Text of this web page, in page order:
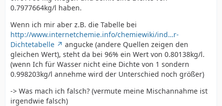
0.7977664kg/l haben.
Wenn ich mir aber z.B. die Tabelle bei
http://www.internetchemie.info/chemiewiki/ind…r-
Dichtetabelle
angucke (andere Quellen zeigen den
gleichen Wert), steht da bei 96% ein Wert von 0.80138kg/l.
(wenn Ich für Wasser nicht eine Dichte von 1 sondern
0.998203kg/l annehme wird der Unterschied noch größer)
-> Was mach ich falsch? (vermute meine Mischannahme ist
irgendwie falsch)